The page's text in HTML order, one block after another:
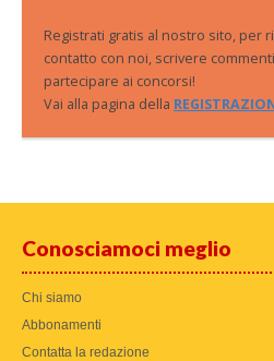
Registrati gratis al nostro sito, per
contatto con noi, scrivere
partecipare ai concorsi!
Vai alla pagina della
Conosciamoci meglio
Chi siamo
Abbonamenti
Contatta la redazione